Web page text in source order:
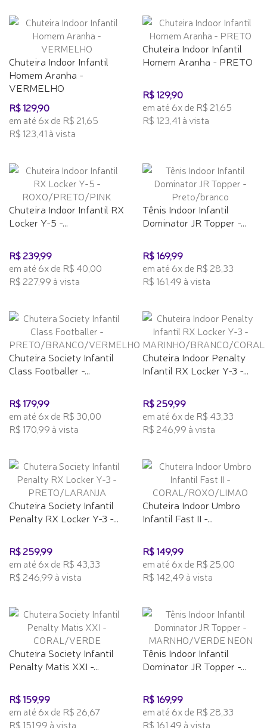
Chuteira Indoor Infantil
Homem Aranha -
VERMELHO
R$ 129,90
em até 6x de R$ 21,65
R$ 123,41 à vista
Chuteira Indoor Infantil
Homem Aranha - PRETO
R$ 129,90
em até 6x de R$ 21,65
R$ 123,41 à vista
Chuteira Indoor Infantil RX
Locker Y-5 -...
R$ 239,99
em até 6x de R$ 40,00
R$ 227,99 à vista
Tênis Indoor Infantil
Dominator JR Topper -...
R$ 169,99
em até 6x de R$ 28,33
R$ 161,49 à vista
Chuteira Society Infantil
Class Footballer -...
R$ 179,99
em até 6x de R$ 30,00
R$ 170,99 à vista
Chuteira Indoor Penalty
Infantil RX Locker Y-3 -...
R$ 259,99
em até 6x de R$ 43,33
R$ 246,99 à vista
Chuteira Society Infantil
Penalty RX Locker Y-3 -...
R$ 259,99
em até 6x de R$ 43,33
R$ 246,99 à vista
Chuteira Indoor Umbro
Infantil Fast II -...
R$ 149,99
em até 6x de R$ 25,00
R$ 142,49 à vista
Chuteira Society Infantil
Penalty Matis XXI -...
R$ 159,99
em até 6x de R$ 26,67
R$ 151,99 à vista
Tênis Indoor Infantil
Dominator JR Topper -...
R$ 169,99
em até 6x de R$ 28,33
R$ 161,49 à vista